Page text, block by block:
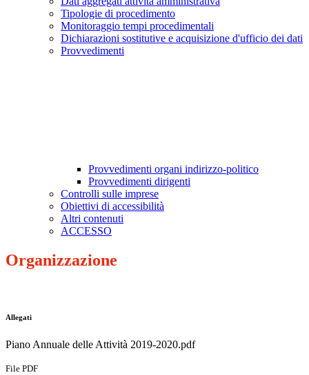
Tipologie di procedimento
Monitoraggio tempi procedimentali
Dichiarazioni sostitutive e acquisizione d'ufficio dei dati
Provvedimenti
Provvedimenti organi indirizzo-politico
Provvedimenti dirigenti
Controlli sulle imprese
Obiettivi di accessibilità
Altri contenuti
ACCESSO
Organizzazione
Allegati
Piano Annuale delle Attività 2019-2020.pdf
File PDF